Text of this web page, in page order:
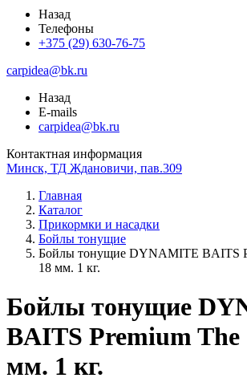
Назад
Телефоны
+375 (29) 630-76-75
carpidea@bk.ru
Назад
E-mails
carpidea@bk.ru
Контактная информация
Минск, ТД Ждановичи, пав.309
Главная
Каталог
Прикормки и насадки
Бойлы тонущие
Бойлы тонущие DYNAMITE BAITS
18 мм. 1 кг.
Бойлы тонущие
BAITS Premium The
мм. 1 кг.